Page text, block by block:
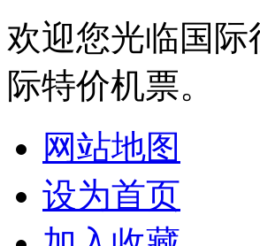
欢迎您光临国
际特价机票。
网站地图
设为首页